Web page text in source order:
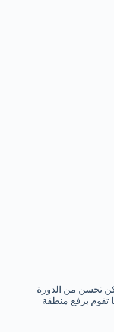
تحسن من الدورة
تقوم برفع منطقة